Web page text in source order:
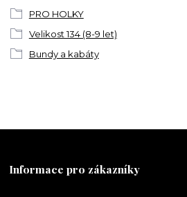
PRO HOLKY
Velikost 134 (8-9 let)
Bundy a kabáty
Informace pro zákazníky